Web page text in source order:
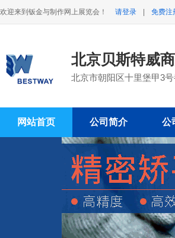
欢迎来到钣金与制作网上展览会！ 请登录 免费注
北京贝斯特威
北京市朝阳区十里堡甲3
网站首页 公司简介 公